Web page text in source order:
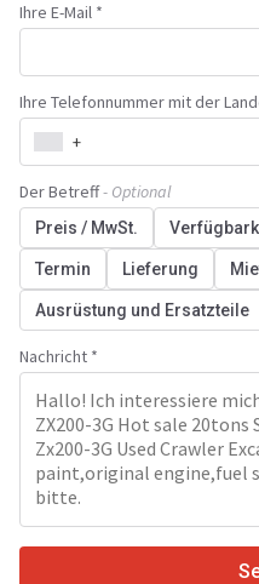
Ihre E-Mail *
Ihre Telefonnummer mit der
+
Der Betreff- Optional
Preis / MwSt.
Termin Lieferung
Ausrüstung und Ersatzteile
Nachricht *